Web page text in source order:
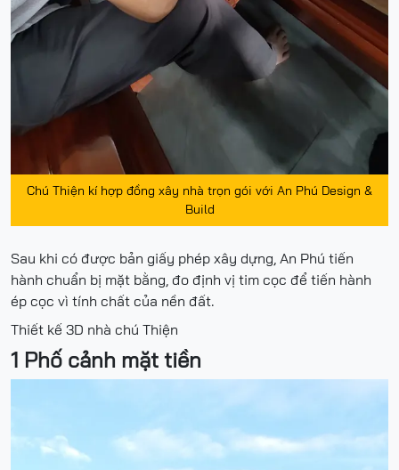
Chú Thiện kí hợp đồng xây nhà trọn gói với An Phú Design &
Build
Sau khi có được bản giấy phép xây dựng, An Phú tiến
hành chuẩn bị mặt bằng, đo định vị tim cọc để tiến hành
ép cọc vì tính chất của nền đất.
Thiết kế 3D nhà chú Thiện
1 Phố cảnh mặt tiền